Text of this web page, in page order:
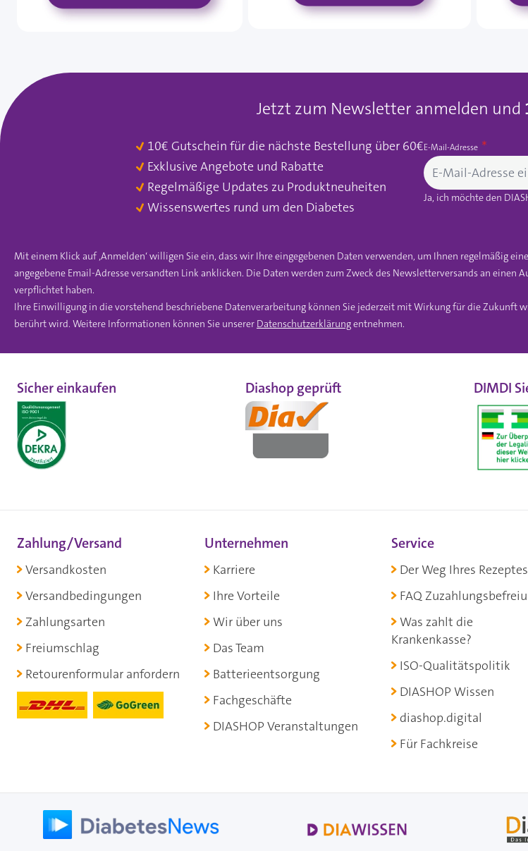
Jetzt zum Newsletter anmelden und
10€ Gutschein für die nächste Bestellung über 60€
Exklusive Angebote und Rabatte
Regelmäßige Updates zu Produktneuheiten
Wissenswertes rund um den Diabetes
E-Mail-Adresse
Ja, ich möchte den
Mit einem Klick auf ‚Anmelden‘ willigen Sie ein, dass wir Ihre eingegebenen Daten verwenden, um Ihnen regelmäßig
angegebene Email-Adresse versandten Link anklicken. Die Daten werden zum Zweck des Newsletterversands an
verpflichtet haben.
Ihre Einwilligung in die vorstehend beschriebene Datenverarbeitung können Sie jederzeit mit Wirkung für die Zukunft
berührt wird. Weitere Informationen können Sie unserer Datenschutzerklärungentnehmen.
Sicher einkaufen Diashop geprüft DIMDI
Zahlung/Versand
Versandkosten
Versandbedingungen
Zahlungsarten
Freiumschlag
Retourenformular anfordern
Unternehmen
Karriere
Ihre Vorteile
Wir über uns
Das Team
Batterieentsorgung
Fachgeschäfte
DIASHOP Veranstaltungen
Service
Der Weg Ihres Rezeptes
FAQ
Was zahlt die
Krankenkasse?
ISO-Qualitätspolitik
DIASHOP Wissen
diashop.digital
Für Fachkreise